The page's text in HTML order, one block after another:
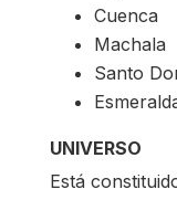
Cuenca
Machala
Santo
UNIVERSO
Está